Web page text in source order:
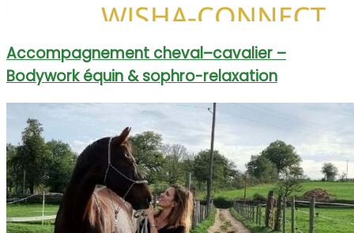
Accompagnement cheval–cavalier –
Bodywork équin & sophro-relaxation